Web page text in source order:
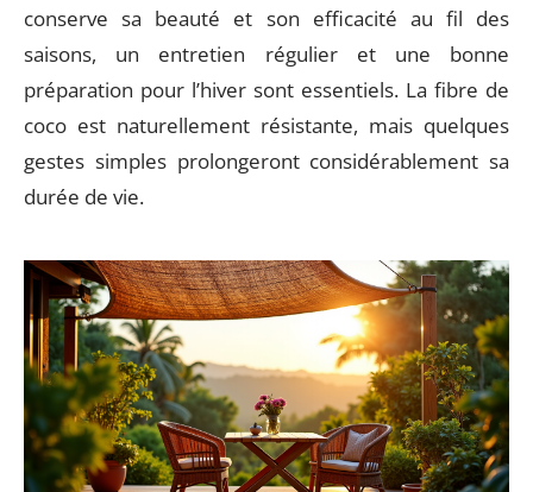
conserve sa beauté et son efficacité au fil des
saisons, un entretien régulier et une bonne
préparation pour l’hiver sont essentiels. La fibre de
coco est naturellement résistante, mais quelques
gestes simples prolongeront considérablement sa
durée de vie.